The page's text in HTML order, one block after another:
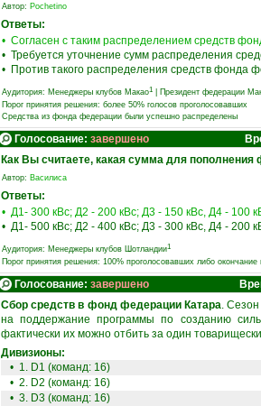
Автор: Pochetino
Ответы:
• Согласен с таким распределением средств
• Требуется уточнение сумм распределения
• Против такого распределения средств фонда
Аудитория: Менеджеры клубов Макао1 Президент федерации
Порог принятия решения: более 50% голосов проголосовавших
Средства из фонда федерации были успешно распределены
Голосование: завершено
Как Вы считаете, какая сумма для
Автор: Василиса
Ответы:
• Д1- 300 кВс; Д2 - 200 кВс; Д3 - 150 кВс, Д4 - 100
• Д1- 500 кВс; Д2 - 400 кВс; Д3 - 300 кВс, Д4 - 200
Аудитория: Менеджеры клубов Шотландии1
Порог принятия решения: 100% проголосовавших либо
Голосование: завершено
Сбор средств в фонд федерации Катара.
на поддержание программы по созданию
фактически их можно отбить за один
Дивизионы:
• 1. D1 (команд: 16)
• 2. D2 (команд: 16)
• 3. D3 (команд: 16)